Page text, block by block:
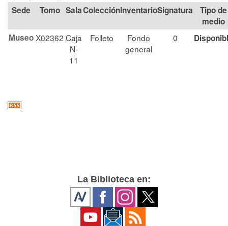
Tomo SalaColección Signatura
Tipo de
medio
MuseoX02362 Caja
N-
11
Folleto
Fondo
general
0
La Biblioteca en: